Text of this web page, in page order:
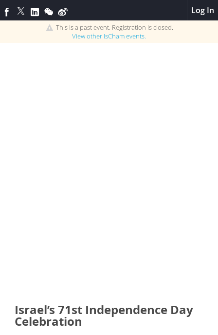
Log In
This is a past event. Registration is closed.
View other IsChamevents.
Israel’s 71st Independence Day
Celebration